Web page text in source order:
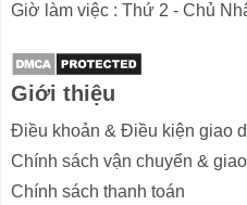
Chế độ xuyên âm trên iKF
Thời Lượng Pin Dài
Tai nghe iKF R1cung cấp
giờ, đảm bảo bạn thưởng
Giờ làm việc : Thứ 2 - Chủ
Giới thiệu
Điều khoản & Điều kiện giao
Chính sách vận chuyển &
Chính sách thanh toán